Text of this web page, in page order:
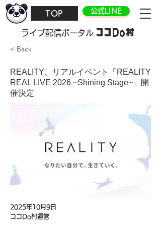
TOP 公式LINE
​ライブ配信ポータル ココDo村
< Back
REALITY、リアルイベント「REALITY
REAL LIVE 2026 ~Shining Stage~」開
催決定
2025年10月9日
ココDo村運営